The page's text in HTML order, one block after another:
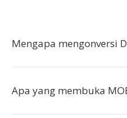
Mengapa mengonversi
Apa yang membuka